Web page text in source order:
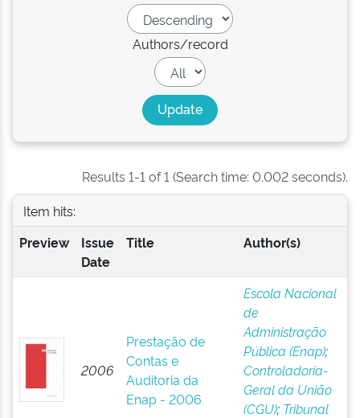
Authors/record
Results 1-1 of 1 (Search time: 0.002 seconds).
Item hits:
Preview
Issue
Date
Title Author(s)
2006
Prestação de
Contas e
Auditoria da
Enap - 2006
Escola Nacional
de
Administração
Pública (Enap);
Controladoria-
Geral da União
(CGU); Tribunal